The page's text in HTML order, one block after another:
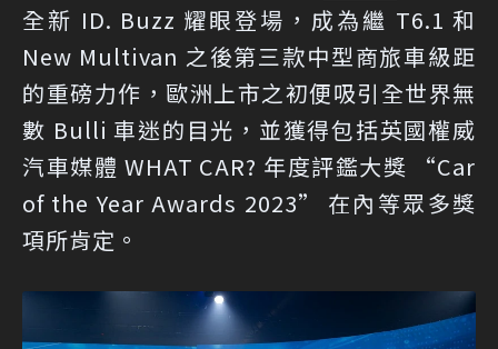
全新 ID. Buzz 耀眼登場，成為繼 T6.1 和
New Multivan 之後第三款中型商旅車級距
的重磅力作，歐洲上市之初便吸引全世界無
數 Bulli 車迷的目光，並獲得包括英國權威
汽車媒體 WHAT CAR? 年度評鑑大獎 “Car
of the Year Awards 2023” 在內等眾多獎
項所肯定。